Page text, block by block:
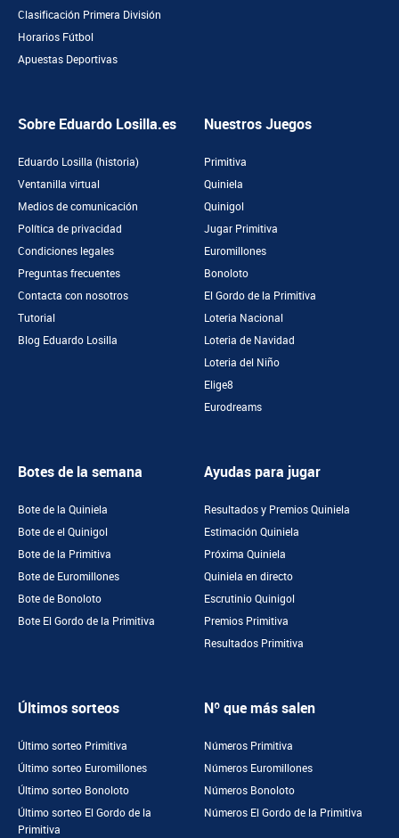
Clasificación Primera División
Horarios Fútbol
Apuestas Deportivas
Sobre Eduardo Losilla.es
Eduardo Losilla (historia)
Ventanilla virtual
Medios de comunicación
Política de privacidad
Condiciones legales
Preguntas frecuentes
Contacta con nosotros
Tutorial
Blog Eduardo Losilla
Nuestros Juegos
Primitiva
Quiniela
Quinigol
Jugar Primitiva
Euromillones
Bonoloto
El Gordo de la Primitiva
Loteria Nacional
Loteria de Navidad
Loteria del Niño
Elige8
Eurodreams
Botes de la semana
Bote de la Quiniela
Bote de el Quinigol
Bote de la Primitiva
Bote de Euromillones
Bote de Bonoloto
Bote El Gordo de la Primitiva
Ayudas para jugar
Resultados y Premios Quiniela
Estimación Quiniela
Próxima Quiniela
Quiniela en directo
Escrutinio Quinigol
Premios Primitiva
Resultados Primitiva
Últimos sorteos
Último sorteo Primitiva
Último sorteo Euromillones
Último sorteo Bonoloto
Último sorteo El Gordo de la
Primitiva
Nº que más salen
Números Primitiva
Números Euromillones
Números Bonoloto
Números El Gordo de la Primitiva